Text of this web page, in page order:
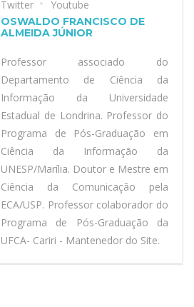
Twitter
Youtube
OSWALDO FRANCISCO DE
ALMEIDA JÚNIOR
Professor associado do
Departamento de Ciência da
Informação da Universidade
Estadual de Londrina. Professor do
Programa de Pós-Graduação em
Ciência da Informação da
UNESP/Marília. Doutor e Mestre em
Ciência da Comunicação pela
ECA/USP. Professor colaborador do
Programa de Pós-Graduação da
UFCA- Cariri - Mantenedor do Site.